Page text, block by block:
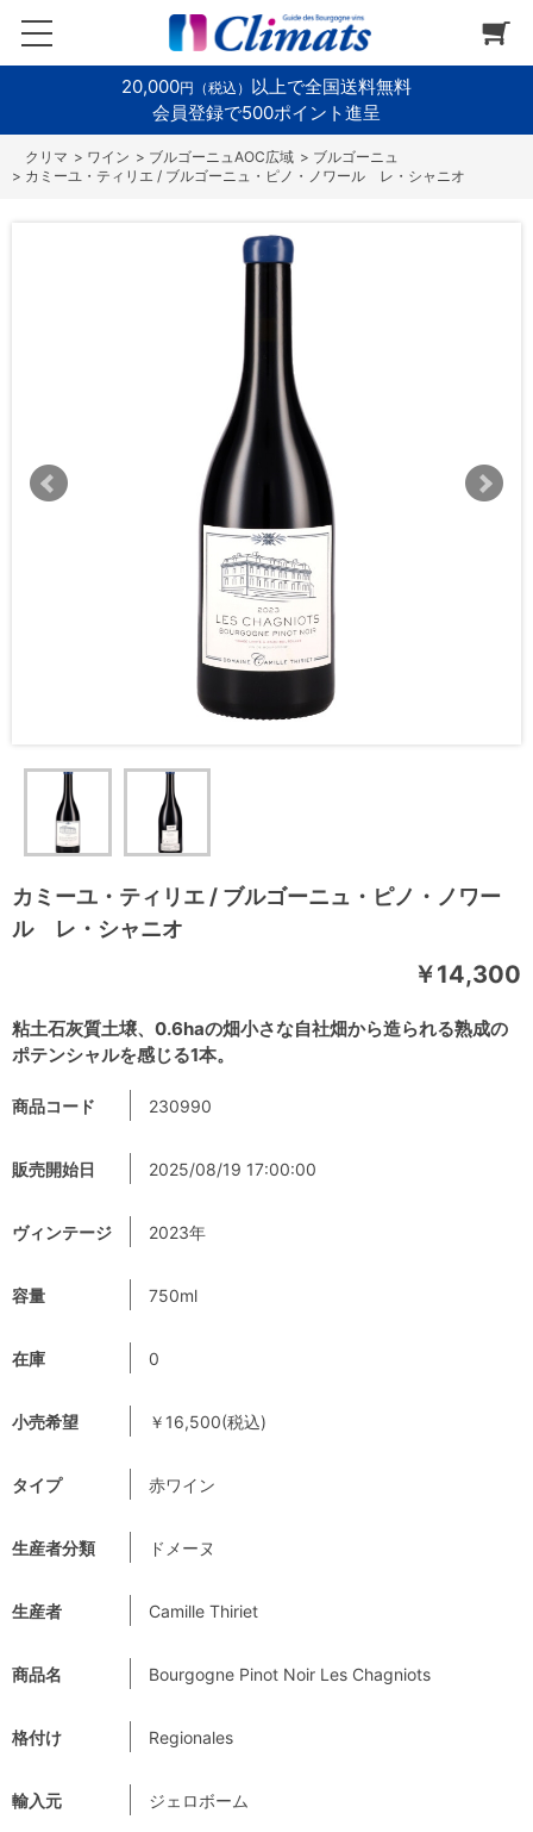
20,000円（税込） 以上で全国送料無料
会員登録で500ポイント進呈
> ワイン > ブルゴーニュAOC広域 > ブルゴーニュ
> カミーユ・ティリエ / ブルゴーニュ・ピノ・ノワール レ・シャニオ
カミーユ・ティリエ / ブルゴーニュ・ピノ・ノワー
ル レ・シャニオ
粘土石灰質土壌、0.6haの畑小さな自社畑から造られる熟成の
ポテンシャルを感じる1本。
￥14,300
商品コード 230990
販売開始日 2025/08/19 17:00:00
ヴィンテージ 2023年
容量 750ml
在庫 0
小売希望 ￥16,500(税込)
タイプ 赤ワイン
生産者分類 ドメーヌ
生産者 Camille Thiriet
商品名 Bourgogne Pinot Noir Les Chagniots
格付け Regionales
輸入元 ジェロボーム